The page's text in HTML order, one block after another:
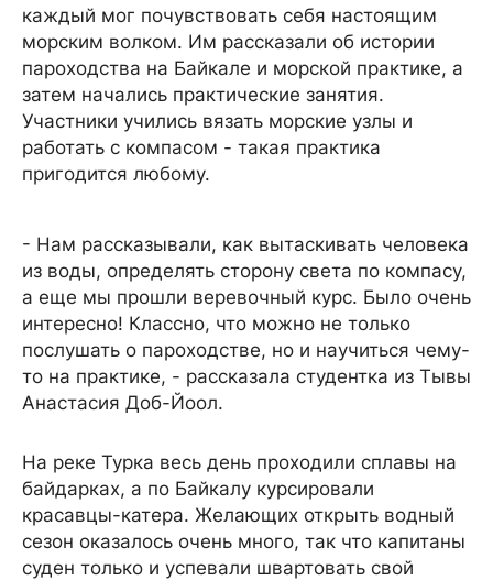
каждый мог почувствовать себя настоящим
морским волком. Им рассказали об истории
пароходства на Байкале и морской практике, а
затем начались практические занятия.
Участники учились вязать морские узлы и
работать с компасом - такая практика
пригодится любому.
- Нам рассказывали, как вытаскивать человека
из воды, определять сторону света по компасу,
а еще мы прошли веревочный курс. Было очень
интересно! Классно, что можно не только
послушать о пароходстве, но и научиться чему-
то на практике, - рассказала студентка из Тывы
Анастасия Доб-Йоол.
На реке Турка весь день проходили сплавы на
байдарках, а по Байкалу курсировали
красавцы-катера. Желающих открыть водный
сезон оказалось очень много, так что капитаны
суден только и успевали швартовать свой